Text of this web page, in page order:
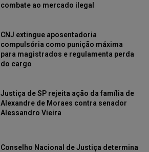
combate ao mercado ilegal
CNJ extingue aposentadoria
compulsória como punição máxima
para magistrados e regulamenta perda
do cargo
Justiça de SP rejeita ação da família de
Alexandre de Moraes contra senador
Alessandro Vieira
Conselho Nacional de Justiça determina